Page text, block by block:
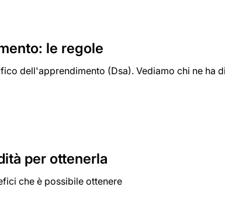
le regole
dell'apprendimento (Dsa). Vediamo chi ne ha
per ottenerla
che è possibile ottenere